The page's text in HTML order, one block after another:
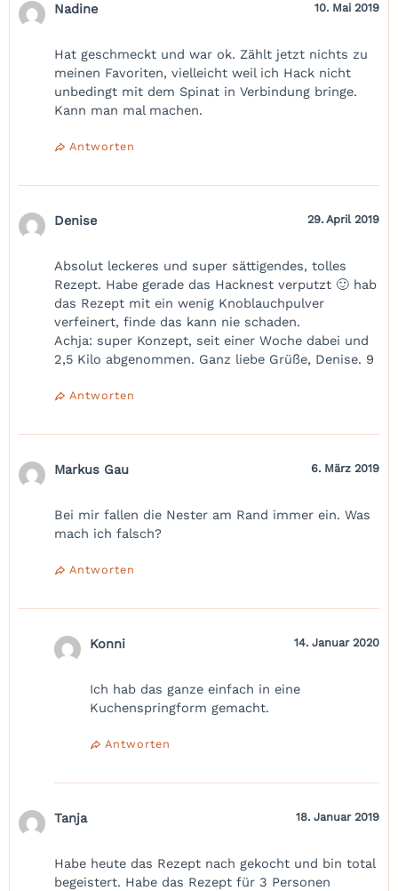
Nadine 10. Mai 2019
Hat geschmeckt und war ok. Zählt jetzt nichts zu
meinen Favoriten, vielleicht weil ich Hack nicht
unbedingt mit dem Spinat in Verbindung bringe.
Kann man mal machen.
Antworten
Denise 29. April 2019
Absolut leckeres und super sättigendes, tolles
Rezept. Habe gerade das Hacknest verputzt 🙂 hab
das Rezept mit ein wenig Knoblauchpulver
verfeinert, finde das kann nie schaden.
Achja: super Konzept, seit einer Woche dabei und
2,5 Kilo abgenommen. Ganz liebe Grüße, Denise. 9
Antworten
Markus Gau 6. März 2019
Bei mir fallen die Nester am Rand immer ein. Was
mach ich falsch?
Antworten
Konni 14. Januar 2020
Ich hab das ganze einfach in eine
Kuchenspringform gemacht.
Antworten
Tanja 18. Januar 2019
Habe heute das Rezept nach gekocht und bin total
begeistert. Habe das Rezept für 3 Personen